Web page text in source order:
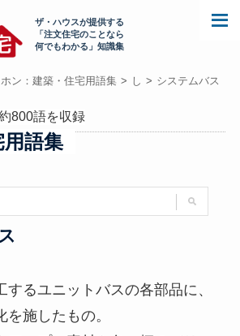
ザ・ハウスが提供する
「注文住宅のことなら
何でもわかる」知識集
ン：建築・住宅用語集 し システムバス
800語を収録
語集
るユニットバスの各部品に、
施したもの。